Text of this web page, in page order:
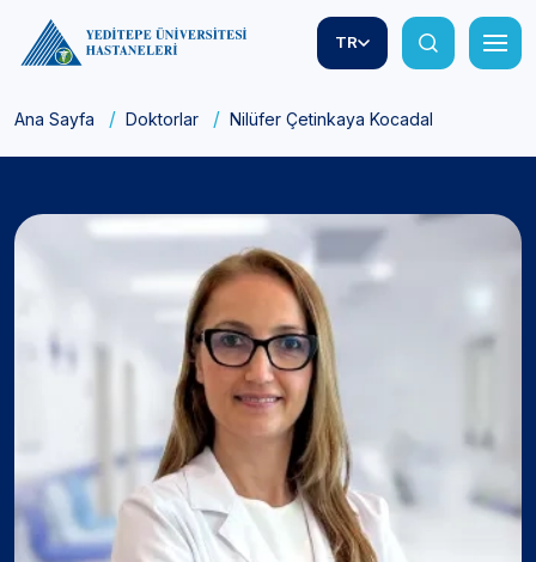
TR
Ana Sayfa Doktorlar Nilüfer Çetinkaya Kocadal